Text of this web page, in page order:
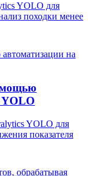
YOLO для
походки менее
YOLO
YOLO для
показателя